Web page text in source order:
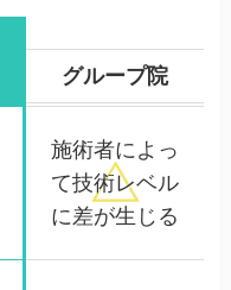
グループ院
施術者によっ
て技術レベル
に差が生じる